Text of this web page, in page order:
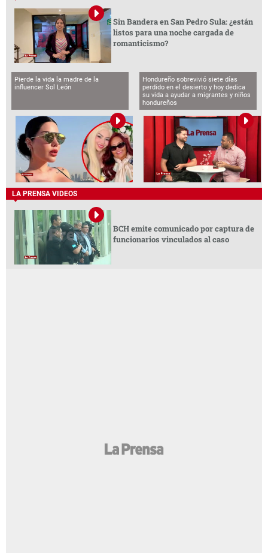
Sin Bandera en San Pedro Sula: ¿están
listos para una noche cargada de
romanticismo?
Pierde la vida la madre de la
influencer Sol León
Hondureño sobrevivió siete días
perdido en el desierto y hoy dedica
su vida a ayudar a migrantes y niños
hondureños
LA PRENSA VIDEOS
BCH emite comunicado por captura de
funcionarios vinculados al caso